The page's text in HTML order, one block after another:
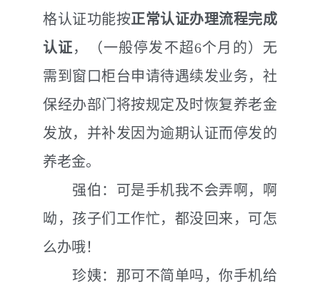
格认证功能按正常认证办理流程完成
认证，（一般停发不超6个月的）无
需到窗口柜台申请待遇续发业务，社
保经办部门将按规定及时恢复养老金
发放，并补发因为逾期认证而停发的
养老金。
强伯：可是手机我不会弄啊，啊
呦，孩子们工作忙，都没回来，可怎
么办哦！
珍姨：那可不简单吗，你手机给